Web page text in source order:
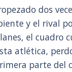
dos
y el rival
el cuadro
atlética,
parte del